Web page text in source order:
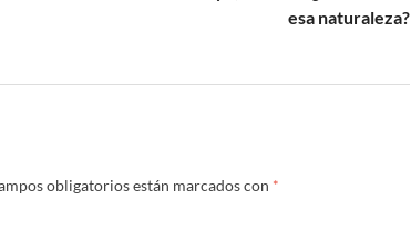
esa naturaleza?
obligatorios están marcados con *